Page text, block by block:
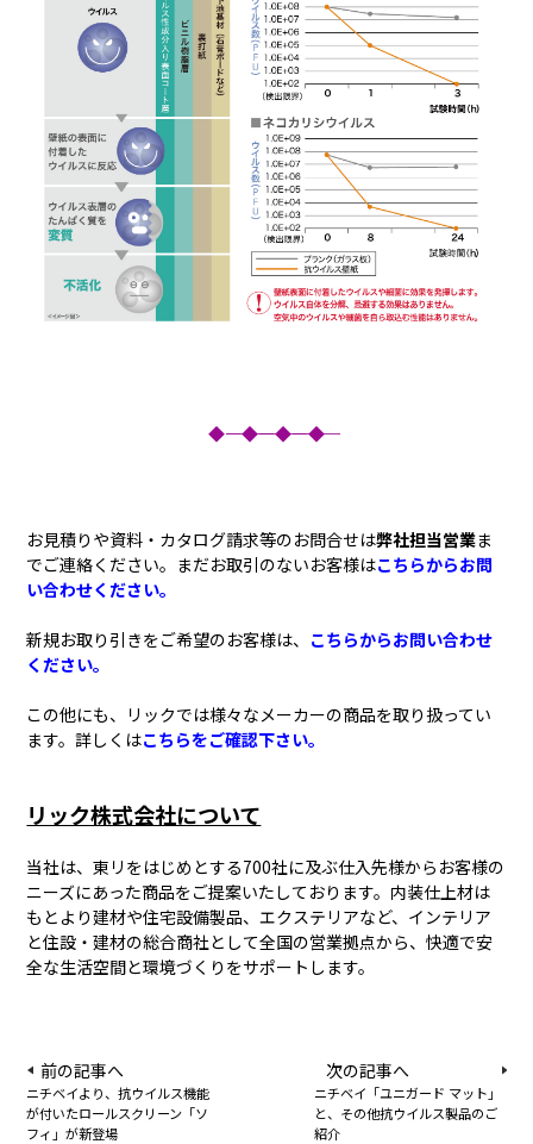
◆―――――――◆―――――――◆―――――――◆
お見積りや資料・カタログ請求等のお問合せは弊社担当営業ま
でご連絡ください。まだお取引のないお客様はこちらからお問
い合わせください。
新規お取り引きをご希望のお客様は、 こちらからお問い合わせ
ください。
この他にも、リックでは様々なメーカーの商品を取り扱ってい
ます。詳しくはこちらをご確認下さい。
リック株式会社について
当社は、東リをはじめとする700社に及ぶ仕入先様からお客様の
ニーズにあった商品をご提案いたしております。内装仕上材は
もとより建材や住宅設備製品、エクステリアなど、インテリア
と住設・建材の総合商社として全国の営業拠点から、快適で安
全な生活空間と環境づくりをサポートします。
前の記事へ
ニチベイより、抗ウイルス機能
が付いたロールスクリーン「ソ
フィ」が新登場
次の記事へ
ニチベイ「ユニガード マット」
と、その他抗ウイルス製品のご
紹介